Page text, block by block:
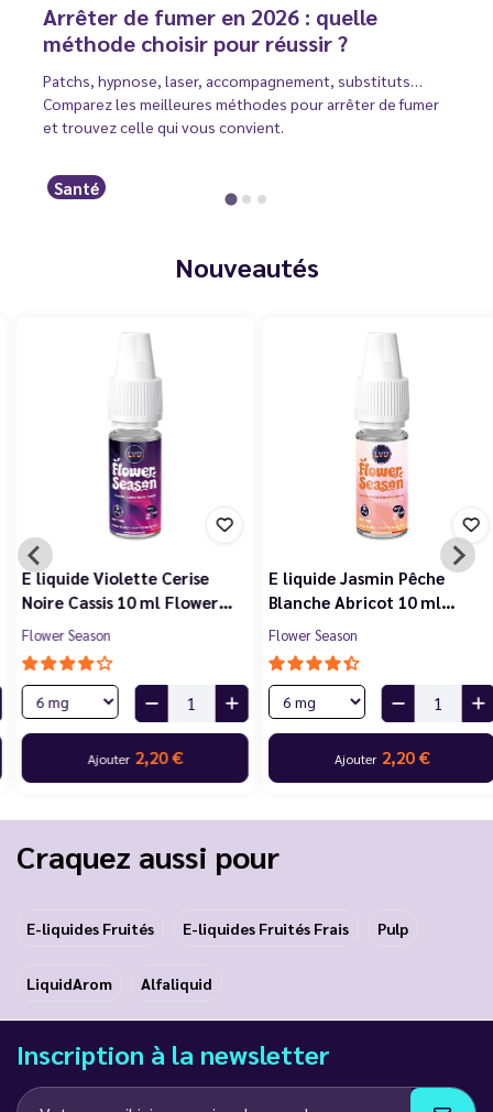
Arrêter de fumer en 2026 : quelle
méthode choisir pour réussir ?
Patchs, hypnose, laser, accompagnement, substituts…
Comparez les meilleures méthodes pour arrêter de fumer
et trouvez celle qui vous convient.
Santé
Nouveautés
E liquide Violette Cerise
Noire Cassis 10 ml Flower…
Flower Season
Ajouter2,20 €
E liquide Jasmin Pêche
Blanche Abricot 10 ml…
Flower Season
Ajouter2,20 €
Craquez aussi pour
E-liquides Fruités E-liquides Fruités Frais Pulp
LiquidArom Alfaliquid
Inscription à la newsletter